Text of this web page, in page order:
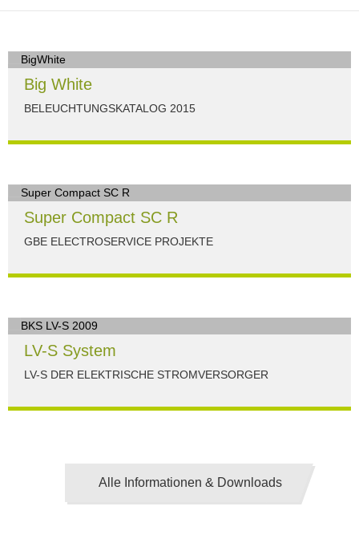
Big White
BELEUCHTUNGSKATALOG 2015
HERUNTERLADEN
Super Compact SC R
GBE ELECTROSERVICE PROJEKTE
LV-S System
LV-S DER ELEKTRISCHE STROMVERSORGER
Alle Informationen & Downloads